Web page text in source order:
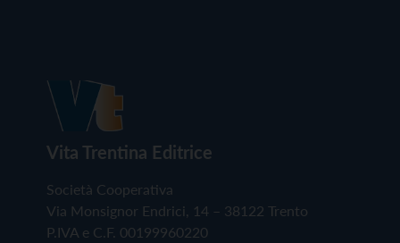
Vita Trentina Editrice
Società Cooperativa
Via Monsignor Endrici, 14 – 38122 Trento
P.IVA e C.F. 00199960220